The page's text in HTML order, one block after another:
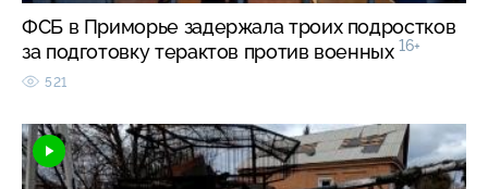
ФСБ в Приморье задержала троих подростков
за подготовку терактов против военных 16+
521